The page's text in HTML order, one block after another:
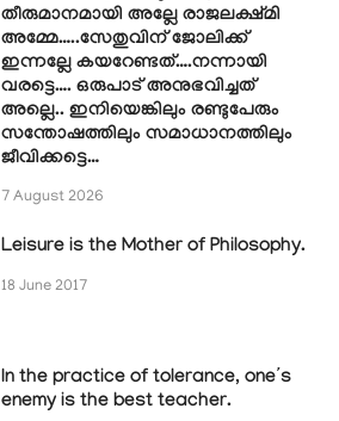
തീരുമാനമായി അല്ലേ രാജലക്ഷ്മി
അമ്മേ…..സേതുവിന് ജോലിക്ക്
ഇന്നല്ലേ കയറേണ്ടത്….നന്നായി
വരട്ടെ…. ഒരുപാട് അനുഭവിച്ചത്
അല്ലെ.. ഇനിയെങ്കിലും രണ്ടുപേരും
സന്തോഷത്തിലും സമാധാനത്തിലും
ജീവിക്കട്ടെ…
7 August 2026
Leisure is the Mother of Philosophy.
18 June 2017
In the practice of tolerance, one’s
enemy is the best teacher.